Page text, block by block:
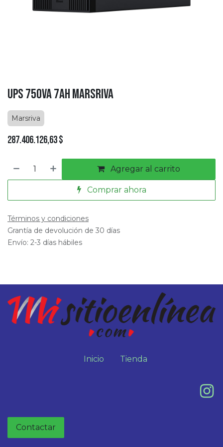
UPS 750VA 7AH MARSRIVA
Marsriva
287.406.126,63$
Agregar al carrito
Comprar ahora
Términos y condiciones
Grantía de devolución de 30 días
Envío: 2-3 días hábiles
Inicio Tienda
Contactar